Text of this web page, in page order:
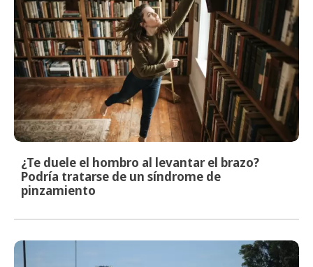
¿Te duele el hombro al levantar el brazo?
Podría tratarse de un síndrome de
pinzamiento